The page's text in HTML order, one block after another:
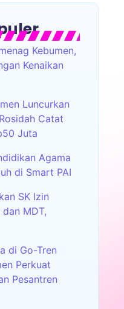
Kebumen,
Kenaikan
Luncurkan
Catat
Juta
Agama
di Smart PAI
SK Izin
MDT,
di Go-Tren
Perkuat
Pesantren